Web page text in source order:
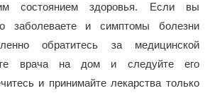
состоянием здоровья. Если вы
заболеваете и симптомы болезни
обратитесь за медицинской
врача на дом и следуйте его
и принимайте лекарства только